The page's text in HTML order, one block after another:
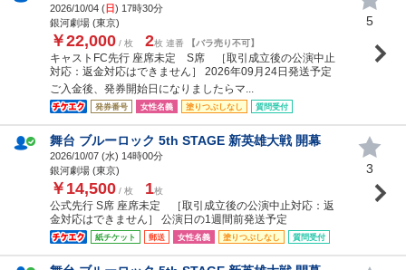
2026/10/04 (日) 17時30分
銀河劇場 (東京)
￥22,000 / 枚 2枚 連番 【バラ売り不可】
キャストFC先行 座席未定 S席 ［取引成立後の公演中止
対応：返金対応はできません］ 2026年09月24日発送予定
ご入金後、発券開始日になりましたらマ...
発券番号 女性名義 塗りつぶしなし 質問受付
5
舞台 ブルーロック 5th STAGE 新英雄大戦 開幕
2026/10/07 (水) 14時00分
銀河劇場 (東京)
￥14,500 / 枚 1枚
公式先行 S席 座席未定 ［取引成立後の公演中止対応：返
金対応はできません］ 公演日の1週間前発送予定
紙チケット 郵送 女性名義 塗りつぶしなし 質問受付
3